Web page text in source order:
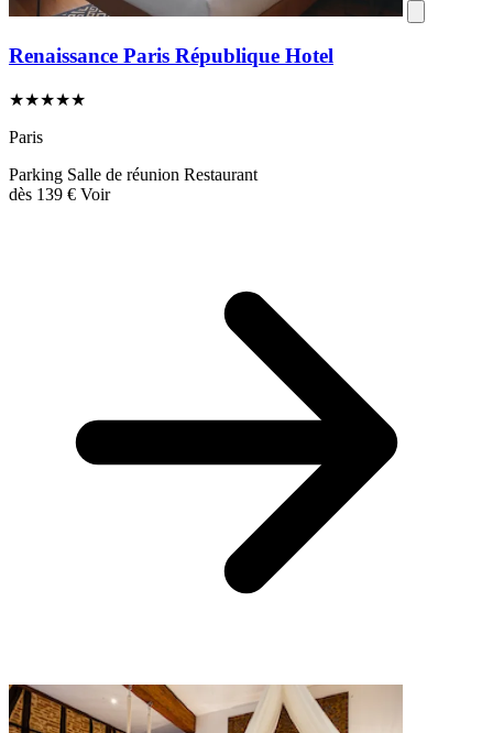
Renaissance Paris République Hotel
★★★★★
Paris
Parking Salle de réunion Restaurant
dès 139 € Voir